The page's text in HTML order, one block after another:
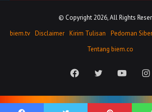
© Copyright 2026, All Rights
biem.tv Disclaimer Kirim Tulisan Pedoman Siber
Tentang biem.co
FacebookTwitter YouTube